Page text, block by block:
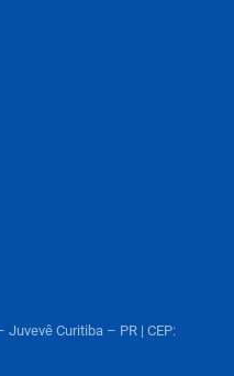
Juvevê Curitiba – PR | CEP: